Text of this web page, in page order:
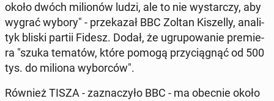
około dwóch mi­lio­nów ludzi, ale to nie wy­star­czy, aby
wygrać wybory" - prze­ka­zał BBC Zoltan Ki­szel­ly, ana­li­
tyk bliski partii Fidesz. Dodał, że ugru­po­wa­nie pre­mie­
ra "szuka tematów, które pomogą przy­cią­gnąć od 500
tys. do miliona wy­bor­ców".
Również TISZA - za­zna­czy­ło BBC - ma obecnie około